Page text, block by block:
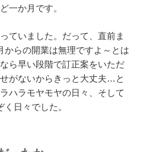
一か月です。
ていました。だって、直前ま
からの開業は無理ですよ～とは
ら早い段階で訂正案をいただ
がないからきっと大丈夫…と
ハラモヤモヤの日々、そして
日々でした。